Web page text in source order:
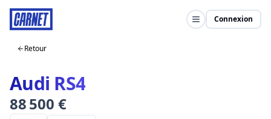
Connexion
Retour
Audi RS4
88 500 €